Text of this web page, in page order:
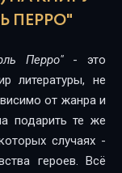
ПЕРРО"
Перро"- это
литературы, не
от жанра и
подарить те же
случаях -
героев. Всё